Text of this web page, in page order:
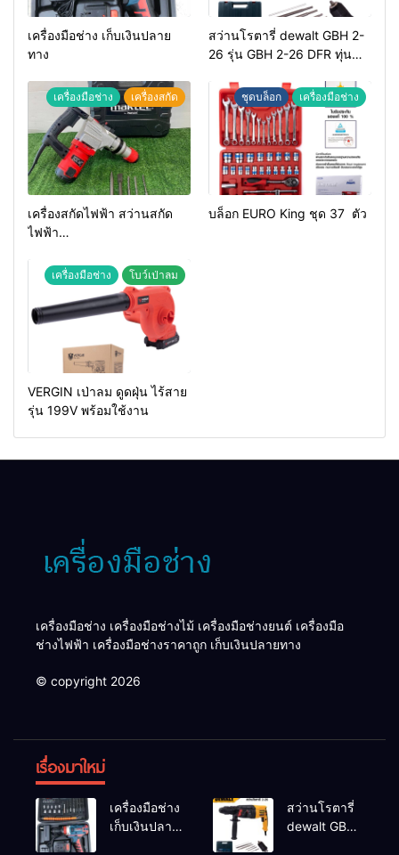
เครื่องมือช่าง เก็บเงินปลาย
ทาง
สว่านโรตารี่ dewalt GBH 2-
26 รุ่น GBH 2-26 DFR ทุ่น
เครื่องมือช่าง เครื่องสกัด
เครื่องสกัดไฟฟ้า สว่านสกัด
ไฟฟ้า
ชุดบล็อก เครื่องมือช่าง
บล็อก EURO King ชุด 37 ตัว
เครื่องมือช่าง โบว์เป่าลม
VERGIN เป่าลม ดูดฝุ่น ไร้สาย
รุ่น 199V พร้อมใช้งาน
เครื่องมือช่าง เครื่องมือช่างไม้ เครื่องมือช่างยนต์ เครื่องมือ
ช่างไฟฟ้า เครื่องมือช่างราคาถูก เก็บเงินปลายทาง
© copyright 2026
เรื่องมาใหม่
เครื่องมือช่าง
เก็บเงินปลาย
สว่านโรตารี่
dewalt GBH